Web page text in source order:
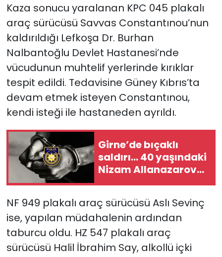
Kaza sonucu yaralanan KPC 045 plakalı
araç sürücüsü Savvas Constantınou’nun
kaldırıldığı Lefkoşa Dr. Burhan
Nalbantoğlu Devlet Hastanesi’nde
vücudunun muhtelif yerlerinde kırıklar
tespit edildi. Tedavisine Güney Kıbrıs’ta
devam etmek isteyen Constantınou,
kendi isteği ile hastaneden ayrıldı.
Girne’de bıçaklı
saldırı… 40 yaşındaki
Nizam Allanazarov
hayatını kaybetti
NF 949 plakalı araç sürücüsü Aslı Sevinç
ise, yapılan müdahalenin ardından
taburcu oldu. HZ 547 plakalı araç
sürücüsü Halil İbrahim Say, alkollü içki